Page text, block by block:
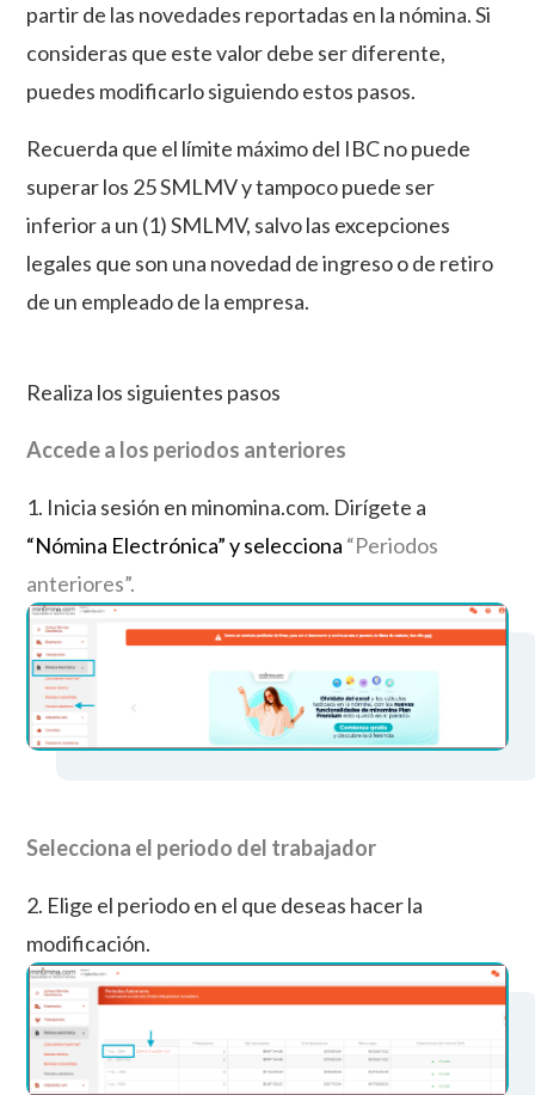
partir de las novedades reportadas en la nómina. Si
consideras que este valor debe ser diferente,
puedes modificarlo siguiendo estos pasos.
Recuerda que el límite máximo del IBC no puede
superar los 25 SMLMV y tampoco puede ser
inferior a un (1) SMLMV, salvo las excepciones
legales que son una novedad de ingreso o de retiro
de un empleado de la empresa.
Realiza los siguientes pasos
Accede a los periodos anteriores
1. Inicia sesión en minomina.com. Dirígete a
“Nómina Electrónica” y selecciona “Periodos
anteriores”.
Selecciona el periodo del trabajador
2. Elige el periodo en el que deseas hacer la
modificación.